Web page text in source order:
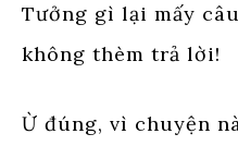
Tưởng gì lại mấy
không thèm trả lời!
Ừ đúng, vì chuyện